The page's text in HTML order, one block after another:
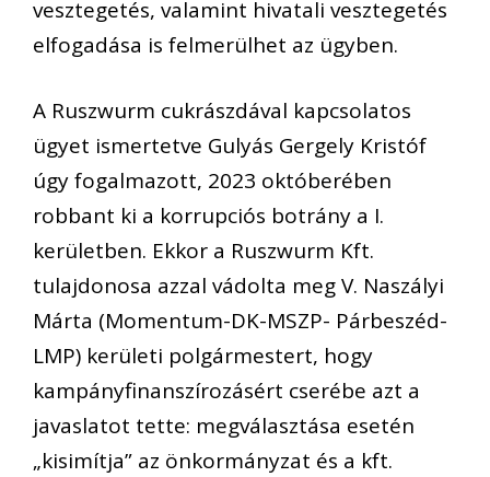
vesztegetés, valamint hivatali vesztegetés
elfogadása is felmerülhet az ügyben.
A Ruszwurm cukrászdával kapcsolatos
ügyet ismertetve Gulyás Gergely Kristóf
úgy fogalmazott, 2023 októberében
robbant ki a korrupciós botrány a I.
kerületben. Ekkor a Ruszwurm Kft.
tulajdonosa azzal vádolta meg V. Naszályi
Márta (Momentum-DK-MSZP- Párbeszéd-
LMP) kerületi polgármestert, hogy
kampányfinanszírozásért cserébe azt a
javaslatot tette: megválasztása esetén
„kisimítja” az önkormányzat és a kft.